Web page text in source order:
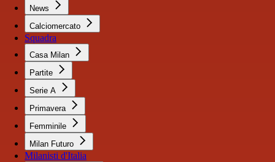
News
Calciomercato
Squadra
Casa Milan
Partite
Serie A
Primavera
Femminile
Milan Futuro
Milanisti d'Italia